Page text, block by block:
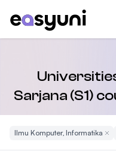
Sarjana (S1)
Ilmu Komputer, Informatika